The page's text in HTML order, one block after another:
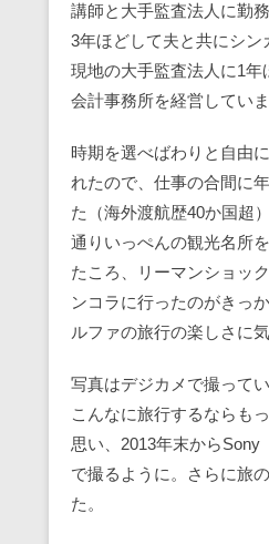
講師と大手監査法人に勤務
3年ほどして夫と共にシン
現地の大手監査法人に1年
会計事務所を経営していま
時期を選べばわりと自由
れたので、仕事の合間に
た（海外渡航歴40か国超）
通りいっぺんの観光名所
たころ、リーマンショッ
ンコラに行ったのがきっ
ルファの旅行の楽しさに
写真はデジカメで撮って
こんなに旅行するならも
思い、2013年末から
で撮るように。さらに旅
た。